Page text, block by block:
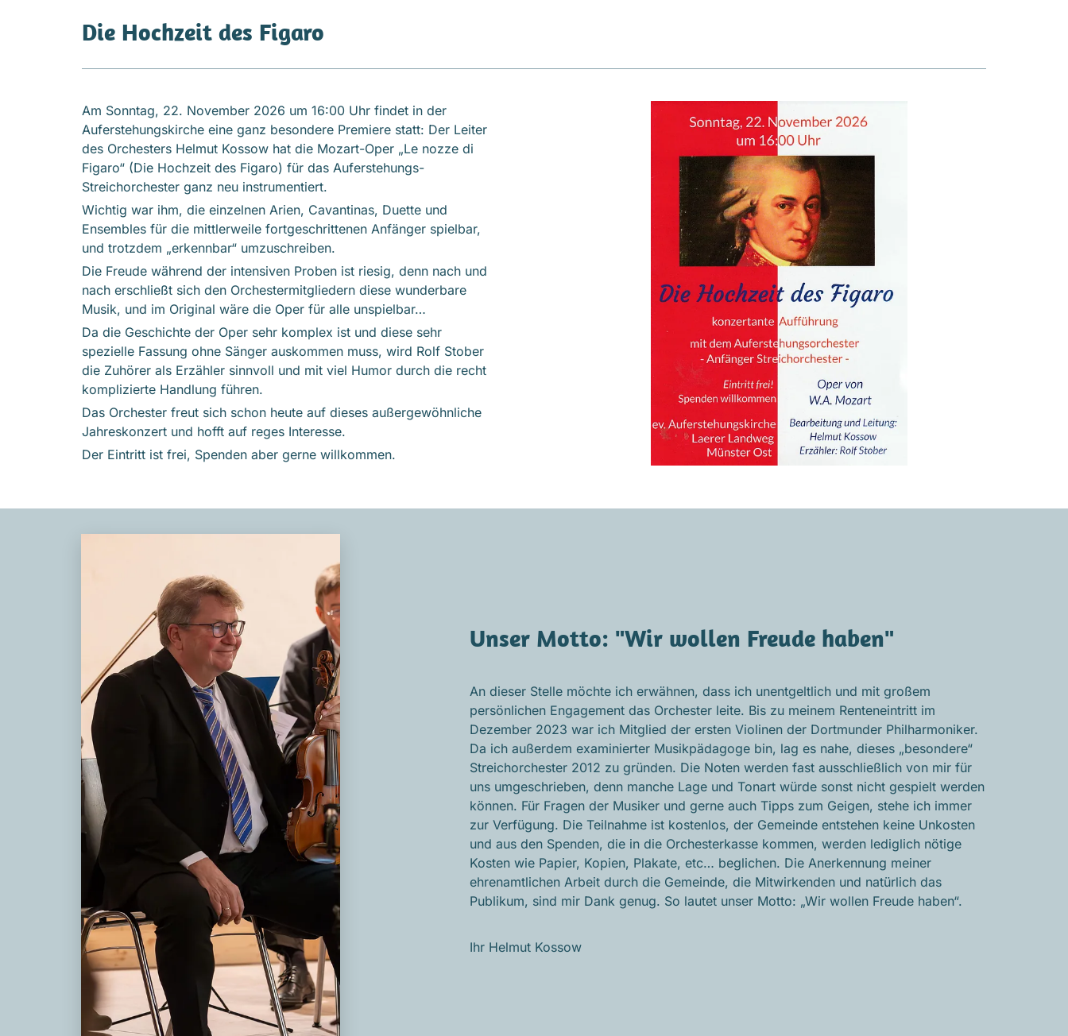
Die Hochzeit des Figaro
Am Sonntag, 22. November 2026 um 16:00 Uhr findet in der
Auferstehungskirche eine ganz besondere Premiere statt: Der Leiter
des Orchesters Helmut Kossow hat die Mozart-Oper „Le nozze di
Figaro“ (Die Hochzeit des Figaro) für das Auferstehungs-
Streichorchester ganz neu instrumentiert.
Wichtig war ihm, die einzelnen Arien, Cavantinas, Duette und
Ensembles für die mittlerweile fortgeschrittenen Anfänger spielbar,
und trotzdem „erkennbar“ umzuschreiben.
Die Freude während der intensiven Proben ist riesig, denn nach und
nach erschließt sich den Orchestermitgliedern diese wunderbare
Musik, und im Original wäre die Oper für alle unspielbar…
Da die Geschichte der Oper sehr komplex ist und diese sehr
spezielle Fassung ohne Sänger auskommen muss, wird Rolf Stober
die Zuhörer als Erzähler sinnvoll und mit viel Humor durch die recht
komplizierte Handlung führen.
Das Orchester freut sich schon heute auf dieses außergewöhnliche
Jahreskonzert und hofft auf reges Interesse.
Der Eintritt ist frei, Spenden aber gerne willkommen.
Unser Motto: "Wir wollen Freude haben"
An dieser Stelle möchte ich erwähnen, dass ich unentgeltlich und mit großem
persönlichen Engagement das Orchester leite. Bis zu meinem Renteneintritt im
Dezember 2023 war ich Mitglied der ersten Violinen der Dortmunder Philharmoniker.
Da ich außerdem examinierter Musikpädagoge bin, lag es nahe, dieses „besondere“
Streichorchester 2012 zu gründen. Die Noten werden fast ausschließlich von mir für
uns umgeschrieben, denn manche Lage und Tonart würde sonst nicht gespielt werden
können. Für Fragen der Musiker und gerne auch Tipps zum Geigen, stehe ich immer
zur Verfügung. Die Teilnahme ist kostenlos, der Gemeinde entstehen keine Unkosten
und aus den Spenden, die in die Orchesterkasse kommen, werden lediglich nötige
Kosten wie Papier, Kopien, Plakate, etc… beglichen. Die Anerkennung meiner
ehrenamtlichen Arbeit durch die Gemeinde, die Mitwirkenden und natürlich das
Publikum, sind mir Dank genug. So lautet unser Motto: „Wir wollen Freude haben“.
Ihr Helmut Kossow